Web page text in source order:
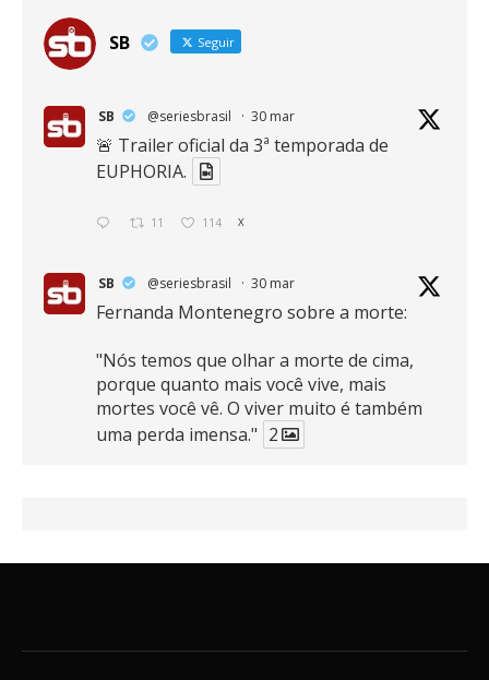
SB Seguir
SB @seriesbrasil · 30 mar
🚨 Trailer oficial da 3ª temporada de
EUPHORIA.
11 114 X
SB @seriesbrasil · 30 mar
Fernanda Montenegro sobre a morte:
"Nós temos que olhar a morte de cima,
porque quanto mais você vive, mais
mortes você vê. O viver muito é também
uma perda imensa." 2
16 389 X